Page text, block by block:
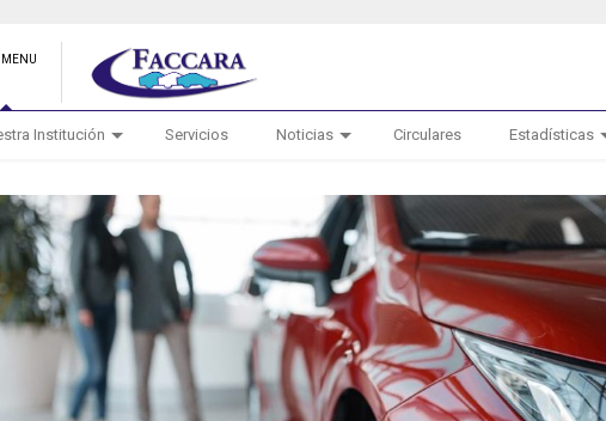
MENU
Institución Servicios Noticias Circulares Estadísticas